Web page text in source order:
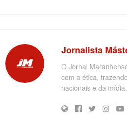
Jornalista
O Jornal
com a ética,
nacionais e da mídia.